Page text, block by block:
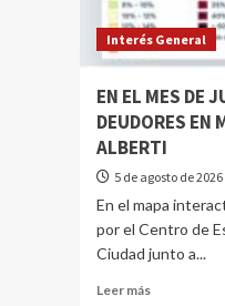
Interés General
EN EL MES DE
DEUDORES EN
ALBERTI
5 de agosto de 2026
En el mapa
por el Centro de
Ciudad junto a...
Leer más